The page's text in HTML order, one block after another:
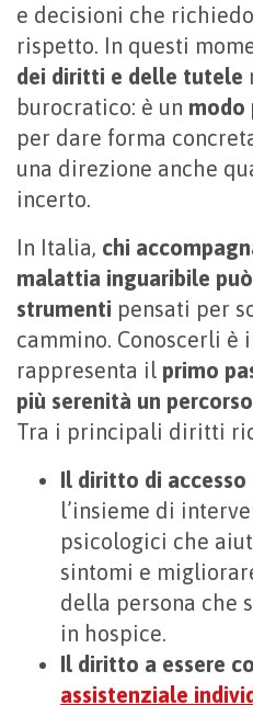
e decisioni che
rispetto. In questi
dei diritti e delle tutele
burocratico: è un modo
per dare forma
una direzione anche
incerto.
In Italia, chi
malattia inguaribile
strumenti pensati per
cammino. Conoscerli è
rappresenta il primo
più serenità un
Tra i principali diritti
Il diritto di accesso
l’insieme di
psicologici che
sintomi e
della persona che
in hospice.
Il diritto a essere
assistenziale